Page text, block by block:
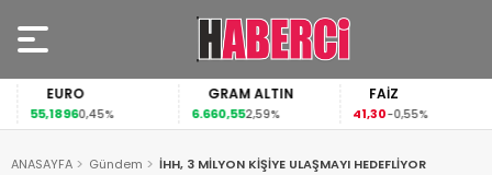
EURO
55,18960,45%
GRAM ALTIN
6.660,552,59%
FAİZ
41,30-0,55%
ANASAYFA Gündem İHH, 3 MİLYON KİŞİYE ULAŞMAYI HEDEFLİYOR